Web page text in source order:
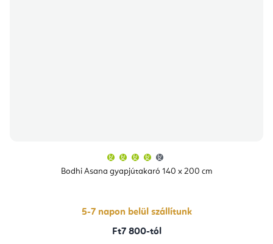
Bodhi Asana gyapjútakaró 140 x 200 cm
átlagos
értékelése
csillag.
5-7 napon belül szállítunk
Ft7 800-tól